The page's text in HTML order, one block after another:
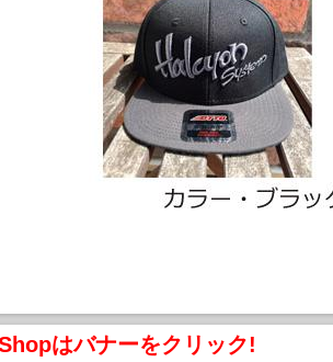
はバナーをクリック!